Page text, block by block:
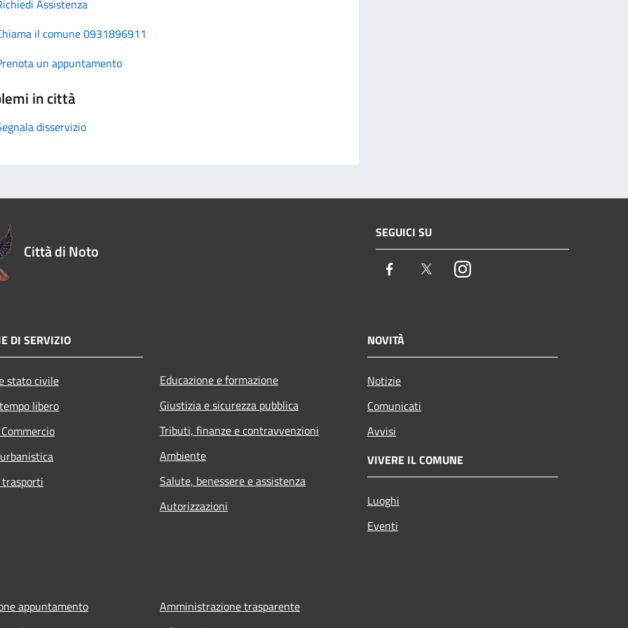
Assistenza
il comune 0931896911
un appuntamento
in città
disservizio
Città di Noto
SEGUICI SU
Facebook TwitterInstagram
DI SERVIZIO
stato civile
libero
Educazione e formazione
Giustizia e sicurezza pubblica
Tributi, finanze e contravvenzioni
Ambiente
Salute, benessere e assistenza
Autorizzazioni
NOVITÀ
Notizie
Comunicati
Avvisi
VIVERE IL COMUNE
Luoghi
Eventi
appuntamento
Amministrazione trasparente